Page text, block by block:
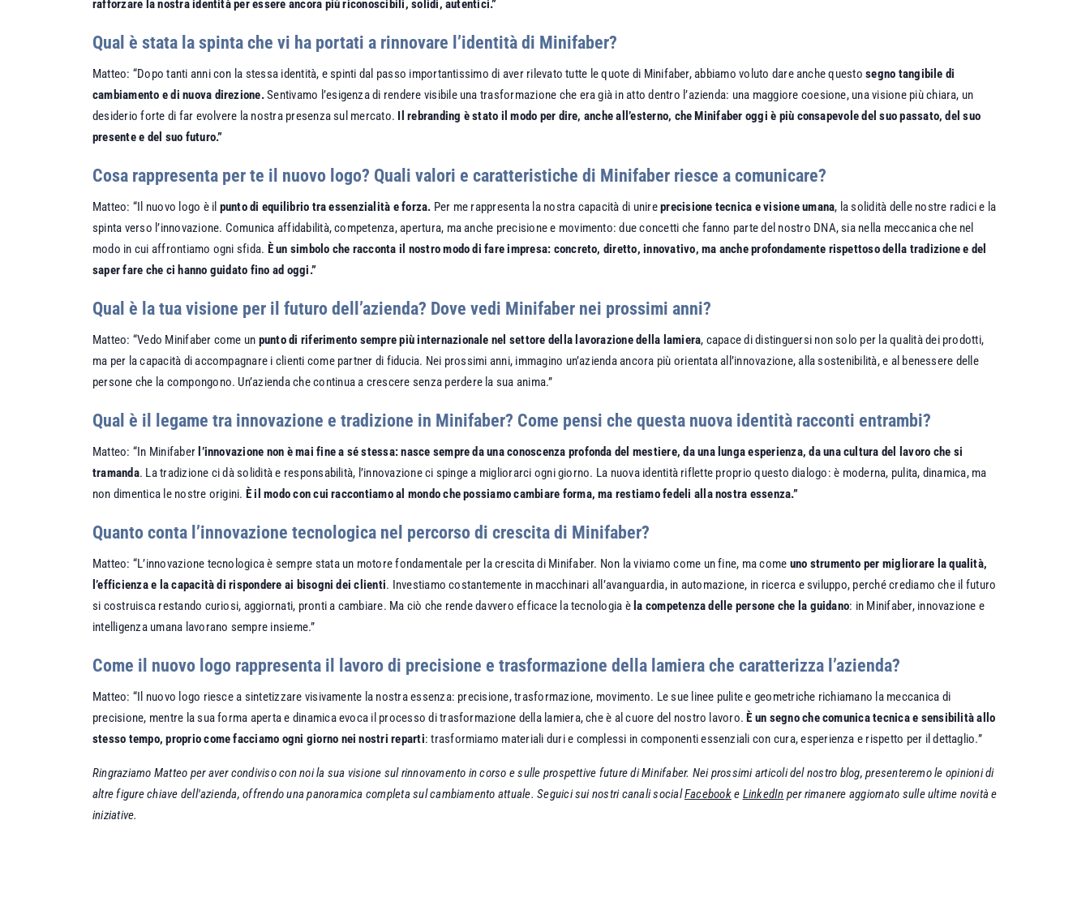
rafforzare la nostra identità per essere ancora più riconoscibili, solidi, autentici.”
Qual è stata la spinta che vi ha portati a rinnovare l’identità di Minifaber?
Matteo: “Dopo tanti anni con la stessa identità, e spinti dal passo importantissimo di aver rilevato tutte le quote di Minifaber, abbiamo voluto dare anche questosegno tangibile di
cambiamento e di nuova direzione.Sentivamo l’esigenza di rendere visibile una trasformazione che era già in atto dentro l’azienda: una maggiore coesione, una visione più chiara, un
desiderio forte di far evolvere la nostra presenza sul mercato. Il rebranding è stato il modo per dire, anche all’esterno, che Minifaber oggi è più consapevole del suo passato, del suo
presente e del suo futuro.”
Cosa rappresenta per te il nuovo logo? Quali valori e caratteristiche di Minifaber riesce a comunicare?
Matteo: “Il nuovo logo è il punto di equilibrio tra essenzialità e forza. Per me rappresenta la nostra capacità di unireprecisione tecnica e visione umana, la solidità delle nostre radici e la
spinta verso l’innovazione. Comunica affidabilità, competenza, apertura, ma anche precisione e movimento: due concetti che fanno parte del nostro DNA, sia nella meccanica che nel
modo in cui affrontiamo ogni sfida. È un simbolo che racconta il nostro modo di fare impresa: concreto, diretto, innovativo, ma anche profondamente rispettoso della tradizione e del
saper fare che ci hanno guidato fino ad oggi.”
Qual è la tua visione per il futuro dell’azienda? Dove vedi Minifaber nei prossimi anni?
Matteo: “Vedo Minifaber come un punto di riferimento sempre più internazionale nel settore della lavorazione della lamiera, capace di distinguersi non solo per la qualità dei prodotti,
ma per la capacità di accompagnare i clienti come partner di fiducia. Nei prossimi anni, immagino un’azienda ancora più orientata all’innovazione, alla sostenibilità, e al benessere delle
persone che la compongono. Un’azienda che continua a crescere senza perdere la sua anima.”
Qual è il legame tra innovazione e tradizione in Minifaber? Come pensi che questa nuova identità racconti entrambi?
Matteo: “In Minifaber l’innovazione non è mai fine a sé stessa: nasce sempre da una conoscenza profonda del mestiere, da una lunga esperienza, da una cultura del lavoro che si
tramanda. La tradizione ci dà solidità e responsabilità, l’innovazione ci spinge a migliorarci ogni giorno. La nuova identità riflette proprio questo dialogo: è moderna, pulita, dinamica, ma
non dimentica le nostre origini. È il modo con cui raccontiamo al mondo che possiamo cambiare forma, ma restiamo fedeli alla nostra essenza.”
Quanto conta l’innovazione tecnologica nel percorso di crescita di Minifaber?
Matteo: “L’innovazione tecnologica è sempre stata un motore fondamentale per la crescita di Minifaber. Non la viviamo come un fine, ma come uno strumento per migliorare la qualità,
l’efficienza e la capacità di rispondere ai bisogni dei clienti. Investiamo costantemente in macchinari all’avanguardia, in automazione, in ricerca e sviluppo, perché crediamo che il futuro
si costruisca restando curiosi, aggiornati, pronti a cambiare. Ma ciò che rende davvero efficace la tecnologia è la competenza delle persone che la guidano: in Minifaber, innovazione e
intelligenza umana lavorano sempre insieme.”
Come il nuovo logo rappresenta il lavoro di precisione e trasformazione della lamiera che caratterizza l’azienda?
Matteo: “Il nuovo logo riesce a sintetizzare visivamente la nostra essenza: precisione, trasformazione, movimento. Le sue linee pulite e geometriche richiamano la meccanica di
precisione, mentre la sua forma aperta e dinamica evoca il processo di trasformazione della lamiera, che è al cuore del nostro lavoro.È un segno che comunica tecnica e sensibilità allo
stesso tempo, proprio come facciamo ogni giorno nei nostri reparti: trasformiamo materiali duri e complessi in componenti essenziali con cura, esperienza e rispetto per il dettaglio.”
Ringraziamo Matteo per aver condiviso con noi la sua visione sul rinnovamento in corso e sulle prospettive future di Minifaber. Nei prossimi articoli del nostro blog, presenteremo le opinioni di
altre figure chiave dell'azienda, offrendo una panoramica completa sul cambiamento attuale. Seguici sui nostri canali socialFacebooke LinkedIn per rimanere aggiornato sulle ultime novità e
iniziative.​